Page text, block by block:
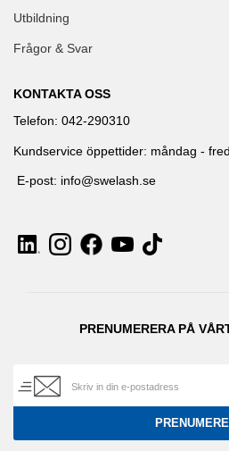
Utbildning
Frågor & Svar
KONTAKTA OSS
Telefon: 042-290310
Kundservice öppettider: måndag -
E-post: info@swelash.se
PRENUMERERA PÅ